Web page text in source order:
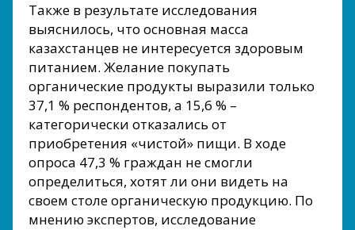
Также в результате исследования
выяснилось, что основная масса
казахстанцев не интересуется здоровым
питанием. Желание покупать
органические продукты выразили только
37,1 % респондентов, а 15,6 % –
категорически отказались от
приобретения «чистой» пищи. В ходе
опроса 47,3 % граждан не смогли
определиться, хотят ли они видеть на
своем столе органическую продукцию. По
мнению экспертов, исследование